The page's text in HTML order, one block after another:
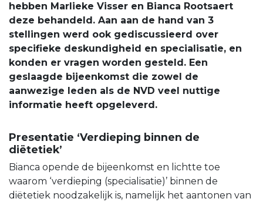
hebben Marlieke Visser en Bianca Rootsaert
deze behandeld. Aan aan de hand van 3
stellingen werd ook gediscussieerd over
specifieke deskundigheid en specialisatie, en
konden er vragen worden gesteld. Een
geslaagde bijeenkomst die zowel de
aanwezige leden als de NVD veel nuttige
informatie heeft opgeleverd.
Presentatie ‘Verdieping binnen de
diëtetiek’
Bianca opende de bijeenkomst en lichtte toe
waarom ‘verdieping (specialisatie)’ binnen de
diëtetiek noodzakelijk is, namelijk het aantonen van